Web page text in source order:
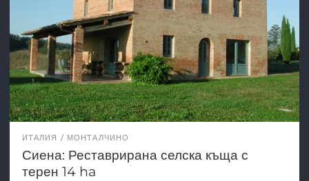
ИТАЛИЯ МОНТАЛЧИНО
Сиена: Реставрирана селска къща с
терен 14 ha